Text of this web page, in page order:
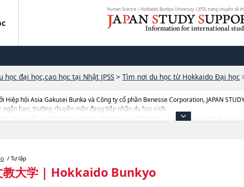
đại học,cao học tại Nhật JPSS > Tìm nơi du học từ Hokkaido Đại học
Hiệp hội Asia Gakusei Bunka và Công ty cổ phần Benesse Corporation, JAPAN
ngắn hạn, trường chuyên môn đang tiếp nhận du học sinh.
tin chi tiết về Hokkaido Bunkyo University, và thông tin cần thiết dành cho du học
/ Tư lập
大学 | Hokkaido Bunkyo